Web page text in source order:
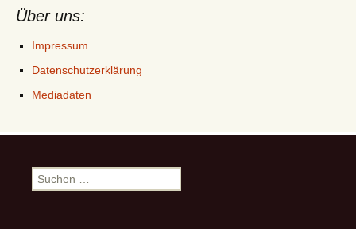
Über uns:
Impressum
Datenschutzerklärung
Mediadaten
Suchen
nach: